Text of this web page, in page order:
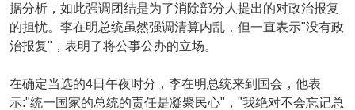
据分析，如此强调团结是为了消除部分人提出的对政治报复
的担忧。李在明总统虽然强调清算内乱，但一直表示"没有政
治报复"，表明了将公事公办的立场。
在确定当选的4日午夜时分，李在明总统来到国会，他表
示:"统一国家的总统的责任是凝聚民心"，"我绝对不会忘记总